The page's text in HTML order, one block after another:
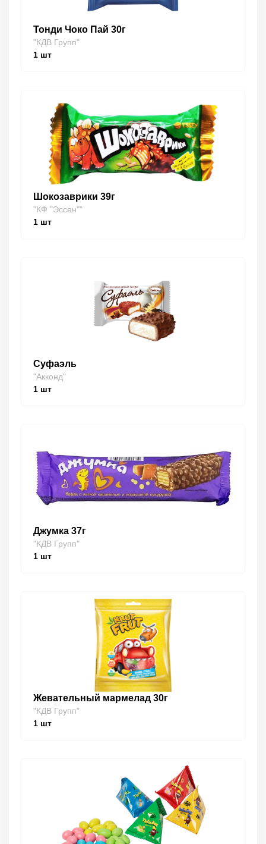
Тонди Чоко Пай 30г
"КДВ Групп"
1 шт
Шокозаврики 39г
"КФ "Эссен""
1 шт
Суфаэль
"Акконд"
1 шт
Джумка 37г
"КДВ Групп"
1 шт
Жевательный мармелад 30г
"КДВ Групп"
1 шт